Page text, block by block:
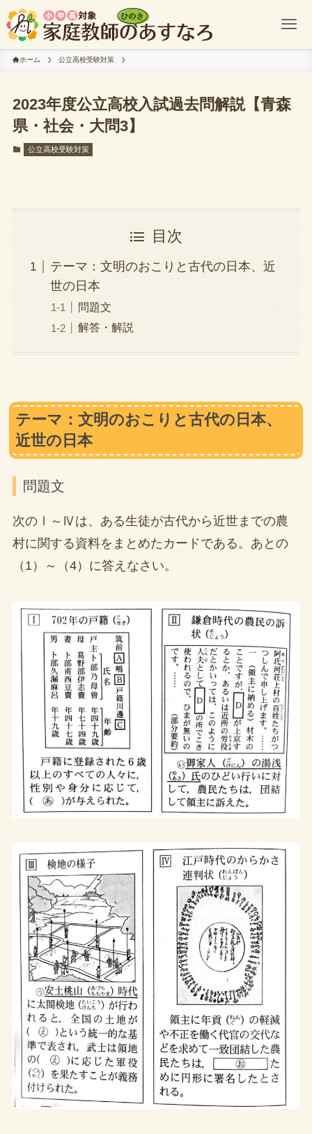
ホーム 公立高校受験対策
2023年度公立高校入試過去問解説【青森
県・社会・大問3】
公立高校受験対策
目次
テーマ：文明のおこりと古代の日本、近
世の日本
問題文
解答・解説
テーマ：文明のおこりと古代の日本、
近世の日本
問題文
次のⅠ～Ⅳは、ある生徒が古代から近世までの農
村に関する資料をまとめたカードである。あとの
（1）～（4）に答えなさい。